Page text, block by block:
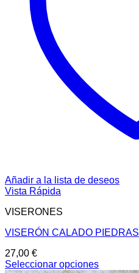
Añadir a la lista de deseos
Vista Rápida
VISERONES
VISERÓN CALADO PIEDRAS
27,00 €
Seleccionar opciones